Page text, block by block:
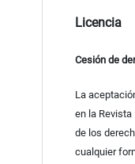
Licencia
Cesión de
La
en la
de los
cualquier